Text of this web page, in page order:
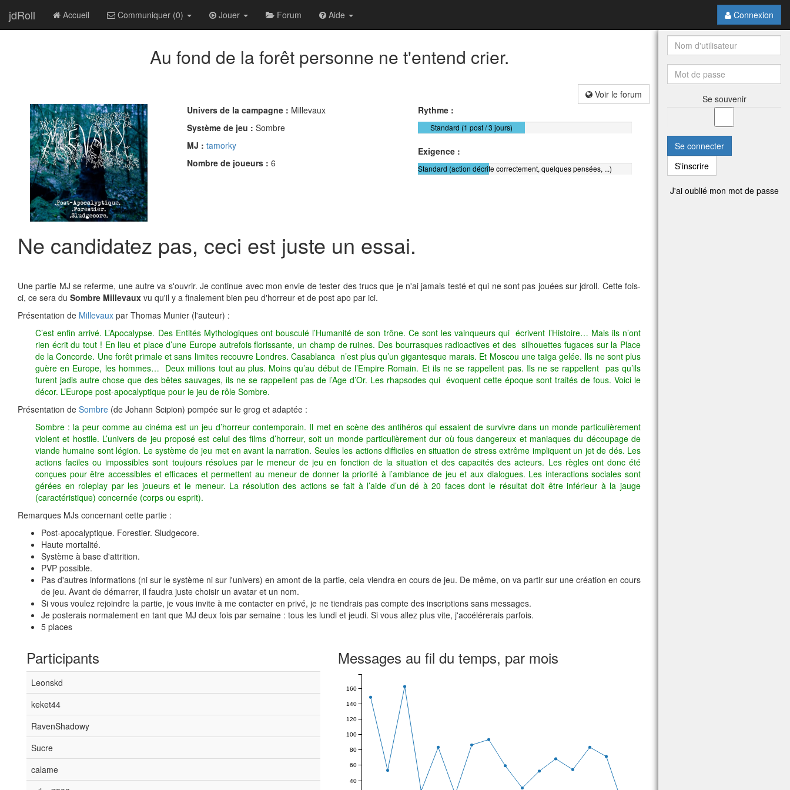
jdRoll Accueil Communiquer (0) Jouer Forum Aide Connexion
Au fond de la forêt personne ne t'entend crier.
Voir le forum
Univers de la campagne : Millevaux
Système de jeu : Sombre
MJ : tamorky
Nombre de joueurs : 6
Rythme :
Standard (1 post / 3 jours)
Exigence :
Standard (action décrite correctement, quelques pensées, ...)
Ne candidatez pas, ceci est juste un essai.
Une partie MJ se referme, une autre va s'ouvrir. Je continue avec mon envie de tester des trucs que je n'ai jamais testé et qui ne sont pas jouées sur jdroll. Cette fois-
ci, ce sera du Sombre Millevaux vu qu'il y a finalement bien peu d'horreur et de post apo par ici.
Présentation de Millevaux par Thomas Munier (l'auteur) :
C’est enfin arrivé. L’Apocalypse. Des Entités Mythologiques ont bousculé l’Humanité de son trône. Ce sont les vainqueurs qui écrivent l’Histoire… Mais ils n’ont
rien écrit du tout ! En lieu et place d’une Europe autrefois florissante, un champ de ruines. Des bourrasques radioactives et des silhouettes fugaces sur la Place
de la Concorde. Une forêt primale et sans limites recouvre Londres. Casablanca n’est plus qu’un gigantesque marais. Et Moscou une taïga gelée. Ils ne sont plus
guère en Europe, les hommes… Deux millions tout au plus. Moins qu’au début de l’Empire Romain. Et ils ne se rappellent pas. Ils ne se rappellent pas qu’ils
furent jadis autre chose que des bêtes sauvages, ils ne se rappellent pas de l’Age d’Or. Les rhapsodes qui évoquent cette époque sont traités de fous. Voici le
décor. L’Europe post-apocalyptique pour le jeu de rôle Sombre.
Présentation de Sombre (de Johann Scipion) pompée sur le grog et adaptée :
Sombre : la peur comme au cinéma est un jeu d’horreur contemporain. Il met en scène des antihéros qui essaient de survivre dans un monde particulièrement
violent et hostile. L’univers de jeu proposé est celui des films d’horreur, soit un monde particulièrement dur où fous dangereux et maniaques du découpage de
viande humaine sont légion. Le système de jeu met en avant la narration. Seules les actions difficiles en situation de stress extrême impliquent un jet de dés. Les
actions faciles ou impossibles sont toujours résolues par le meneur de jeu en fonction de la situation et des capacités des acteurs. Les règles ont donc été
conçues pour être accessibles et efficaces et permettent au meneur de donner la priorité à l’ambiance de jeu et aux dialogues. Les interactions sociales sont
gérées en roleplay par les joueurs et le meneur. La résolution des actions se fait à l’aide d’un dé à 20 faces dont le résultat doit être inférieur à la jauge
(caractéristique) concernée (corps ou esprit).
Remarques MJs concernant cette partie :
Post-apocalyptique. Forestier. Sludgecore.
Haute mortalité.
Système à base d'attrition.
PVP possible.
Pas d'autres informations (ni sur le système ni sur l'univers) en amont de la partie, cela viendra en cours de jeu. De même, on va partir sur une création en cours
de jeu. Avant de démarrer, il faudra juste choisir un avatar et un nom.
Si vous voulez rejoindre la partie, je vous invite à me contacter en privé, je ne tiendrais pas compte des inscriptions sans messages.
Je posterais normalement en tant que MJ deux fois par semaine : tous les lundi et jeudi. Si vous allez plus vite, j'accélérerais parfois.
5 places
Participants
Leonskd
keket44
RavenShadowy
Sucre
calame
Messages au fil du temps, par mois
40
60
80
100
120
140
160
Se souvenir
Se connecter
S'inscrire
J'ai oublié mon mot de passe